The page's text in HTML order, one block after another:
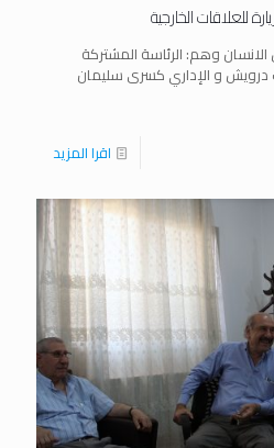
للعلاقات الخارجية
وهم: الرئاسة المشتركة
و الإداري كسرى سليمان
اقرا المزيد